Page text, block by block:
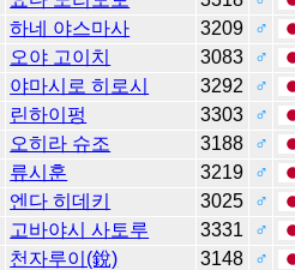
하네 야스마사 3209
♂
오야 고이치 3083
♂
야마시로 히로시 3292
♂
린하이펑 3303
♂
오히라 슈조 3188
♂
류시훈 3219
♂
엔다 히데키 3025
♂
고바야시 사토루 3331
♂
천자루이(銳) 3148
♂